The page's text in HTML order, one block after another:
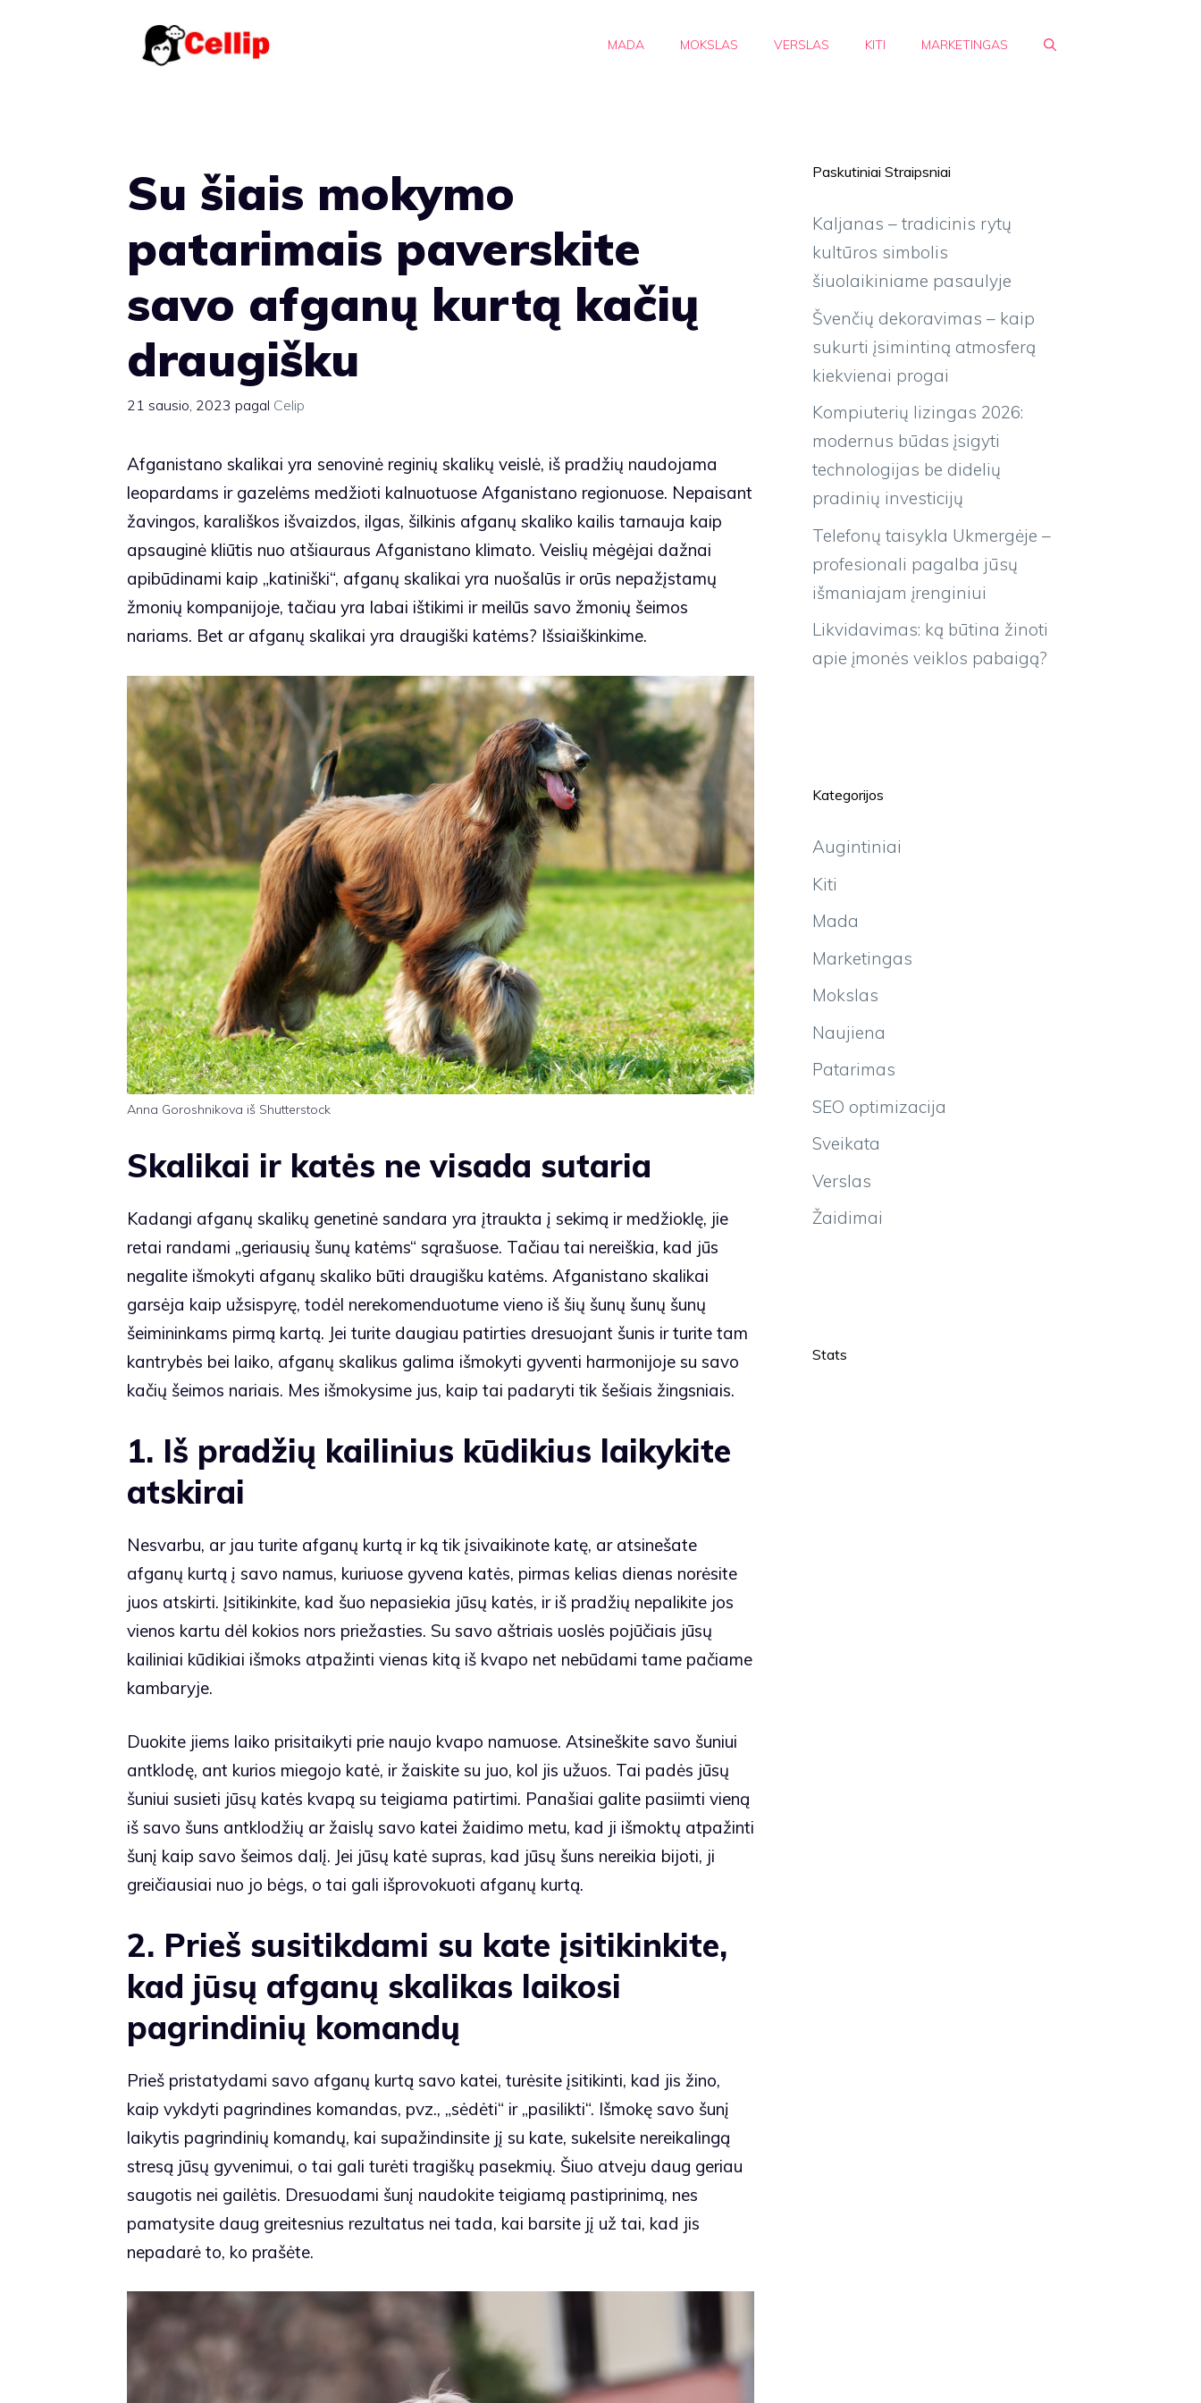
MADA MOKSLAS VERSLAS KITI MARKETINGAS
Su šiais mokymo
patarimais paverskite
savo afganų kurtą kačių
draugišku
21 sausio, 2023 pagal Celip
Afganistano skalikai yra senovinė reginių skalikų veislė, iš pradžių naudojama
leopardams ir gazelėms medžioti kalnuotuose Afganistano regionuose. Nepaisant
žavingos, karališkos išvaizdos, ilgas, šilkinis afganų skaliko kailis tarnauja kaip
apsauginė kliūtis nuo atšiauraus Afganistano klimato. Veislių mėgėjai dažnai
apibūdinami kaip „katiniški“, afganų skalikai yra nuošalūs ir orūs nepažįstamų
žmonių kompanijoje, tačiau yra labai ištikimi ir meilūs savo žmonių šeimos
nariams. Bet ar afganų skalikai yra draugiški katėms? Išsiaiškinkime.
Anna Goroshnikova iš Shutterstock
Skalikai ir katės ne visada sutaria
Kadangi afganų skalikų genetinė sandara yra įtraukta į sekimą ir medžioklę, jie
retai randami „geriausių šunų katėms“ sąrašuose. Tačiau tai nereiškia, kad jūs
negalite išmokyti afganų skaliko būti draugišku katėms. Afganistano skalikai
garsėja kaip užsispyrę, todėl nerekomenduotume vieno iš šių šunų šunų šunų
šeimininkams pirmą kartą. Jei turite daugiau patirties dresuojant šunis ir turite tam
kantrybės bei laiko, afganų skalikus galima išmokyti gyventi harmonijoje su savo
kačių šeimos nariais. Mes išmokysime jus, kaip tai padaryti tik šešiais žingsniais.
1. Iš pradžių kailinius kūdikius laikykite
atskirai
Nesvarbu, ar jau turite afganų kurtą ir ką tik įsivaikinote katę, ar atsinešate
afganų kurtą į savo namus, kuriuose gyvena katės, pirmas kelias dienas norėsite
juos atskirti. Įsitikinkite, kad šuo nepasiekia jūsų katės, ir iš pradžių nepalikite jos
vienos kartu dėl kokios nors priežasties. Su savo aštriais uoslės pojūčiais jūsų
kailiniai kūdikiai išmoks atpažinti vienas kitą iš kvapo net nebūdami tame pačiame
kambaryje.
Duokite jiems laiko prisitaikyti prie naujo kvapo namuose. Atsineškite savo šuniui
antklodę, ant kurios miegojo katė, ir žaiskite su juo, kol jis užuos. Tai padės jūsų
šuniui susieti jūsų katės kvapą su teigiama patirtimi. Panašiai galite pasiimti vieną
iš savo šuns antklodžių ar žaislų savo katei žaidimo metu, kad ji išmoktų atpažinti
šunį kaip savo šeimos dalį. Jei jūsų katė supras, kad jūsų šuns nereikia bijoti, ji
greičiausiai nuo jo bėgs, o tai gali išprovokuoti afganų kurtą.
2. Prieš susitikdami su kate įsitikinkite,
kad jūsų afganų skalikas laikosi
pagrindinių komandų
Prieš pristatydami savo afganų kurtą savo katei, turėsite įsitikinti, kad jis žino,
kaip vykdyti pagrindines komandas, pvz., „sėdėti“ ir „pasilikti“. Išmokę savo šunį
laikytis pagrindinių komandų, kai supažindinsite jį su kate, sukelsite nereikalingą
stresą jūsų gyvenimui, o tai gali turėti tragiškų pasekmių. Šiuo atveju daug geriau
saugotis nei gailėtis. Dresuodami šunį naudokite teigiamą pastiprinimą, nes
pamatysite daug greitesnius rezultatus nei tada, kai barsite jį už tai, kad jis
nepadarė to, ko prašėte.
Paskutiniai Straipsniai
Kaljanas – tradicinis rytų
kultūros simbolis
šiuolaikiniame pasaulyje
Švenčių dekoravimas – kaip
sukurti įsimintiną atmosferą
kiekvienai progai
Kompiuterių lizingas 2026:
modernus būdas įsigyti
technologijas be didelių
pradinių investicijų
Telefonų taisykla Ukmergėje –
profesionali pagalba jūsų
išmaniajam įrenginiui
Likvidavimas: ką būtina žinoti
apie įmonės veiklos pabaigą?
Kategorijos
Augintiniai
Kiti
Mada
Marketingas
Mokslas
Naujiena
Patarimas
SEO optimizacija
Sveikata
Verslas
Žaidimai
Stats